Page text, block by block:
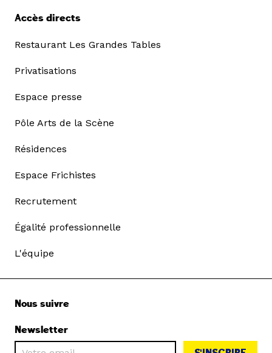
Accès directs
Restaurant Les Grandes Tables
Privatisations
Espace presse
Pôle Arts de la Scène
Résidences
Espace Frichistes
Recrutement
Égalité professionnelle
L'équipe
Nous suivre
Newsletter